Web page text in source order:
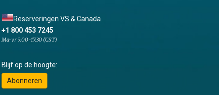
Reserveringen VS & Canada
+1 800 453 7245
Ma-vr 9:00-17:30 (CST)
Blijf op de hoogte:
Abonneren